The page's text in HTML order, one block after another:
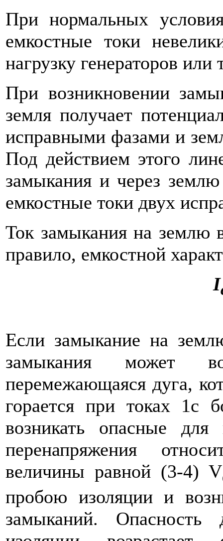
При нормальных
емкостные токи
нагрузку генераторов
При возникновении
земля получает
исправными фазами и
Под действием этого
замыкания и через
ем­костные токи двух
Ток замыкания на землю
правило, емкостной
I
Если замыкание на
замыкания может
перемежающаяся дуга,
горается при токах 1с
возникать опасные для
перенапряжения
величины равной (3-4) V
пробою изоляции и
замыканий. Опасность